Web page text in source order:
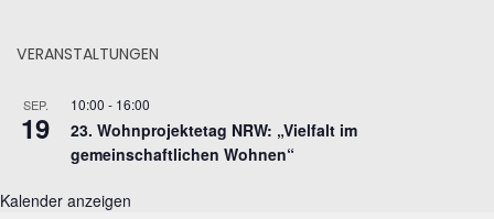
VERANSTALTUNGEN
SEP.
19
10:00 - 16:00
23. Wohnprojektetag NRW: „Vielfalt im
gemeinschaftlichen Wohnen“
Kalender anzeigen